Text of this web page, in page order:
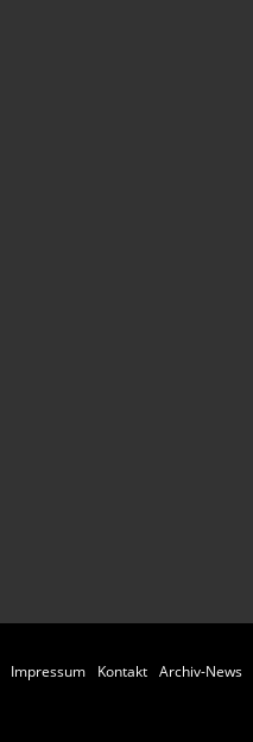
Impressum Kontakt Archiv-News